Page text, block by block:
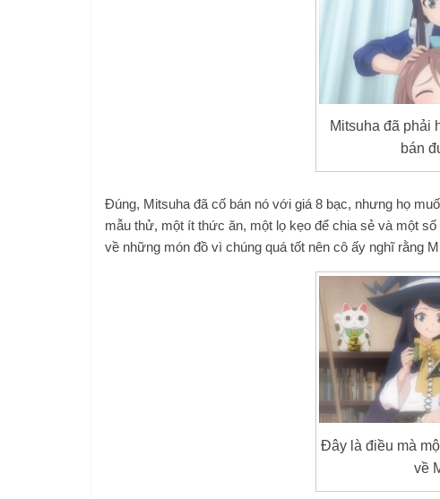
Mitsuha đã phải
bán
Đúng, Mitsuha đã cố bán nó với giá 8 bạc, nhưng họ
mẫu thử, một ít thức ăn, một lọ kẹo để chia sẻ và một
về những món đồ vì chúng quá tốt nên cô ấy nghĩ rằng
Đây là điều mà
về